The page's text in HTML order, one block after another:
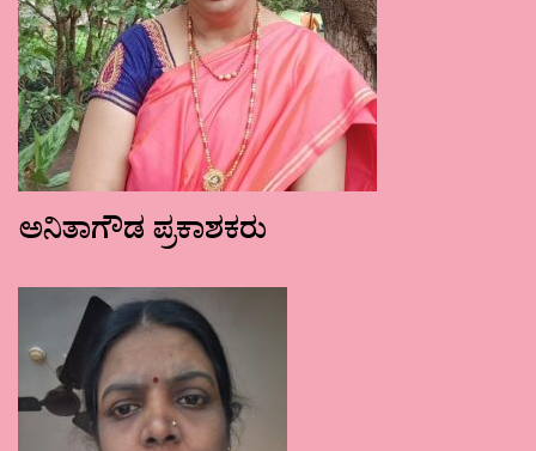
ಅನಿತಾಗೌಡ ಪ್ರಕಾಶಕರು